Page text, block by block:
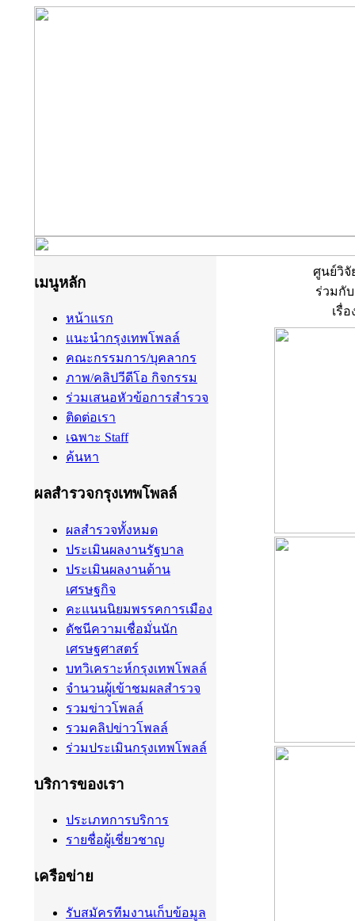
เมนูหลัก
หน้าแรก
แนะนำกรุงเทพโพลล์
คณะกรรมการ/บุคลากร
ภาพ/คลิปวีดีโอ กิจกรรม
ร่วมเสนอหัวข้อการสำรวจ
ติดต่อเรา
เฉพาะ Staff
ค้นหา
ผลสำรวจกรุงเทพโพลล์
ผลสำรวจทั้งหมด
ประเมินผลงานรัฐบาล
ประเมินผลงานด้าน
เศรษฐกิจ
คะแนนนิยมพรรคการเมือง
ดัชนีความเชื่อมั่นนัก
เศรษฐศาสตร์
บทวิเคราะห์กรุงเทพโพลล์
จำนวนผู้เข้าชมผลสำรวจ
รวมข่าวโพลล์
รวมคลิปข่าวโพลล์
ร่วมประเมินกรุงเทพโพลล์
บริการของเรา
ประเภทการบริการ
รายชื่อผู้เชี่ยวชาญ
เครือข่าย
รับสมัครทีมงานเก็บข้อมูล
ศูนย์วิจั
ร่วมกั
เรื่